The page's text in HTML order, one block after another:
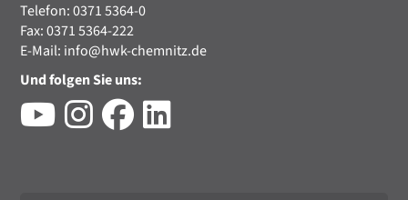
Telefon: 0371 5364-0
Fax: 0371 5364-222
E-Mail: info@hwk-chemnitz.de
Und folgen Sie uns: